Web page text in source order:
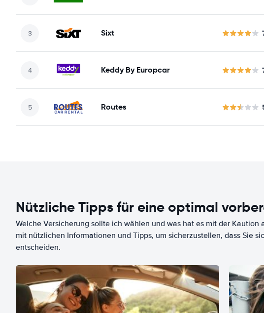
Sixt
Keddy By Europcar
Routes
Nützliche Tipps für eine optimal
Welche Versicherung sollte ich wählen und was hat es mit der Kaution
mit nützlichen Informationen und Tipps, um sicherzustellen, dass Sie
entscheiden.